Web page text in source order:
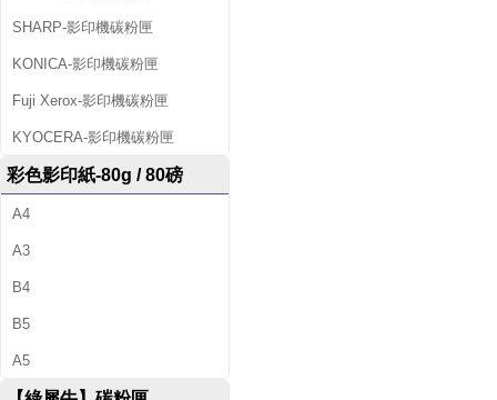
SHARP-影印機碳粉匣
KONICA-影印機碳粉匣
Fuji Xerox-影印機碳粉匣
KYOCERA-影印機碳粉匣
彩色影印紙-80g / 80磅
A4
A3
B4
B5
A5